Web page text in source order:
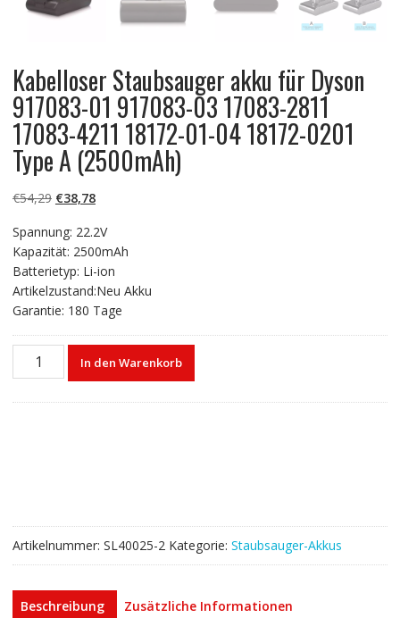
Kabelloser Staubsauger akku für Dyson
917083-01 917083-03 17083-2811
17083-4211 18172-01-04 18172-0201
Type A (2500mAh)
€54,29 Ursprünglicher
war:
€54,29
€38,78Aktueller
ist:
€38,78.
Spannung: 22.2V
Kapazität: 2500mAh
Batterietyp: Li-ion
Artikelzustand:Neu Akku
Garantie: 180 Tage
Kabelloser
Staubsauger
17083-
2811
17083-
4211
18172-
In den Warenkorb
Artikelnummer: SL40025-2 Kategorie: Staubsauger-Akkus
Beschreibung
Zusätzliche Informationen